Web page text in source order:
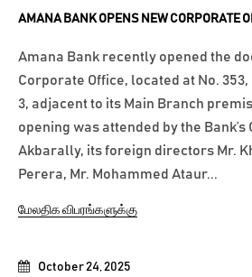
October 24, 2025
AMANA BANK OPENS NEW CORPORATE
Amana Bank recently opened the
Corporate Office, located at No.
3, adjacent to its Main Branch
opening was attended by the Bank’s
Akbarally, its foreign directors Mr.
Perera, Mr. Mohammed Ataur...
மேலதிக விபரங்களுக்கு